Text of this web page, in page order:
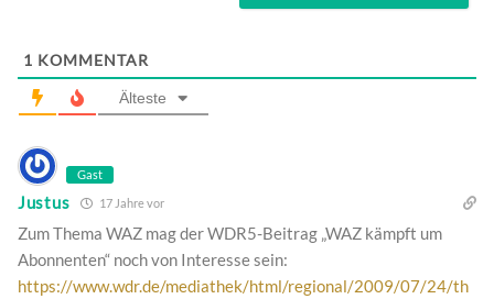
1 KOMMENTAR
Älteste
Gast
Justus 17 Jahre vor
Zum Thema WAZ mag der WDR5-Beitrag „WAZ kämpft um
Abonnenten“ noch von Interesse sein:
https://www.wdr.de/mediathek/html/regional/2009/07/24/th